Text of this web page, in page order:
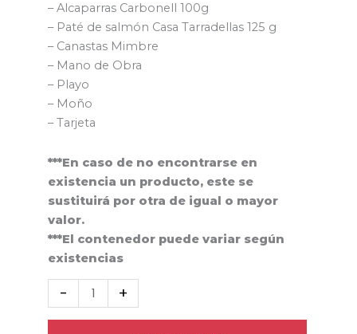
– Alcaparras Carbonell 100g
– Paté de salmón Casa Tarradellas 125 g
– Canastas Mimbre
– Mano de Obra
– Playo
– Moño
– Tarjeta
***En caso de no encontrarse en
existencia un producto, este se
sustituirá por otra de igual o mayor
valor.
***El contenedor puede variar según
existencias
- +